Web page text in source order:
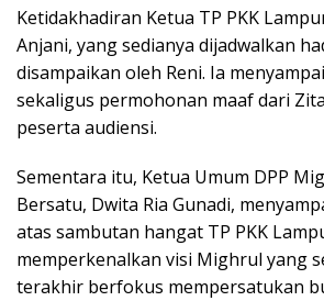
Ketidakhadiran Ketua TP PKK
Anjani, yang sedianya dijadwalkan
disampaikan oleh Reni. Ia
sekaligus permohonan maaf dari
peserta audiensi.
Sementara itu, Ketua Umum DPP
Bersatu, Dwita Ria Gunadi,
atas sambutan hangat TP PKK
memperkenalkan visi Mighrul yang
terakhir berfokus mempersatukan